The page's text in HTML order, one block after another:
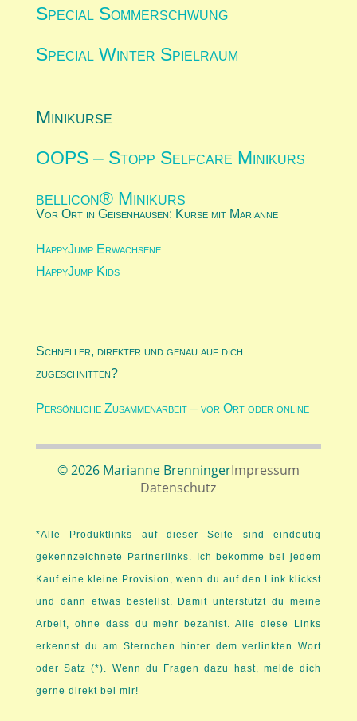
Special Sommerschwung
Special Winter Spielraum
Minikurse
OOPS – Stopp Selfcare Minikurs
bellicon® Minikurs
Vor Ort in Geisenhausen: Kurse mit Marianne
HappyJump Erwachsene
HappyJump Kids
Schneller, direkter und genau auf dich
zugeschnitten?
Persönliche Zusammenarbeit – vor Ort oder online
© 2026 Marianne BrenningerImpressum
Datenschutz
*Alle Produktlinks auf dieser Seite sind eindeutig
gekennzeichnete Partnerlinks. Ich bekomme bei jedem
Kauf eine kleine Provision, wenn du auf den Link klickst
und dann etwas bestellst. Damit unterstützt du meine
Arbeit, ohne dass du mehr bezahlst. Alle diese Links
erkennst du am Sternchen hinter dem verlinkten Wort
oder Satz (*). Wenn du Fragen dazu hast, melde dich
gerne direkt bei mir!